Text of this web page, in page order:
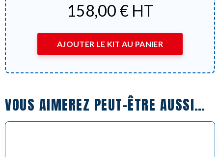
158,00 €HT
AJOUTER LE KIT AU PANIER
VOUS AIMEREZ PEUT-ÊTRE AUSSI…